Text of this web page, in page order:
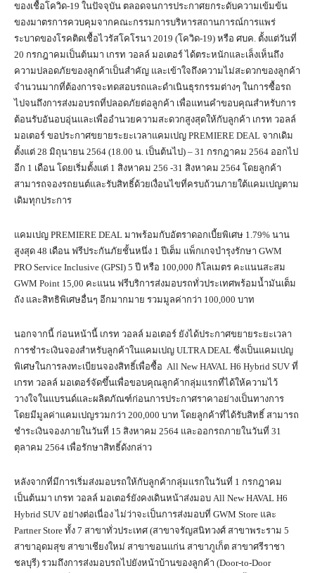
ของเชื้อโควิด-19 ในปัจจุบัน ตลอดจนการประกาศยกระดับความเข้มข้น
ของมาตรการควบคุมจากคณะกรรมการบริหารสถานการณ์การแพร่
ระบาดของโรคติดเชื้อไวรัสโคโรนา 2019 (โควิด-19) หรือ ศบค. ตั้งแต่วันที่
20 กรกฎาคมเป็นต้นมา เกรท วอลล์ มอเตอร์ ได้ตระหนักและเล็งเห็นถึง
ความปลอดภัยของลูกค้าเป็นสำคัญ และเข้าใจถึงความไม่สะดวกของลูกค้า
จำนวนมากที่ต้องการจะทดสอบรถและดำเนินธุรกรรมต่างๆ ในการซื้อรถ
ไปจนถึงการส่งมอบรถที่ปลอดภัยต่อลูกค้า เพื่อแทนคำขอบคุณสำหรับการ
ต้อนรับอันอบอุ่นและเพื่ออำนวยความสะดวกสูงสุดให้กับลูกค้า เกรท วอลล์
มอเตอร์ ขอประกาศขยายระยะเวลาแคมเปญ PREMIERE DEAL จากเดิม
ตั้งแต่ 28 มิถุนายน 2564 (18.00 น. เป็นต้นไป) – 31 กรกฎาคม 2564 ออกไป
อีก 1 เดือน โดยเริ่มตั้งแต่ 1 สิงหาคม 256 -31 สิงหาคม 2564 โดยลูกค้า
สามารถจองรถยนต์และรับสิทธิ์ด้วยเงื่อนไขที่ครบถ้วนภายใต้แคมเปญตาม
เดิมทุกประการ
แคมเปญ PREMIERE DEAL มาพร้อมกับอัตราดอกเบี้ยพิเศษ 1.79% นาน
สูงสุด 48 เดือน ฟรีประกันภัยชั้นหนึ่ง 1 ปีเต็ม แพ็กเกจบำรุงรักษา GWM
PRO Service Inclusive (GPSI) 5 ปี หรือ 100,000 กิโลเมตร คะแนนสะสม
GWM Point 15,00 คะแนน ฟรีบริการส่งมอบรถทั่วประเทศพร้อมน้ำมันเต็ม
ถัง และสิทธิพิเศษอื่นๆ อีกมากมาย รวมมูลค่ากว่า 100,000 บาท
นอกจากนี้ ก่อนหน้านี้ เกรท วอลล์ มอเตอร์ ยังได้ประกาศขยายระยะเวลา
การชำระเงินจองสำหรับลูกค้าในแคมเปญ ULTRA DEAL ซึ่งเป็นแคมเปญ
พิเศษในการลงทะเบียนจองสิทธิ์เพื่อซื้อ All New HAVAL H6 Hybrid SUV ที่
เกรท วอลล์ มอเตอร์จัดขึ้นเพื่อขอบคุณลูกค้ากลุ่มแรกที่ได้ให้ความไว้
วางใจในแบรนด์และผลิตภัณฑ์ก่อนการประกาศราคาอย่างเป็นทางการ
โดยมีมูลค่าแคมเปญรวมกว่า 200,000 บาท โดยลูกค้าที่ได้รับสิทธิ์ สามารถ
ชำระเงินจองภายในวันที่ 15 สิงหาคม 2564 และออกรถภายในวันที่ 31
ตุลาคม 2564 เพื่อรักษาสิทธิ์ดังกล่าว
หลังจากที่มีการเริ่มส่งมอบรถให้กับลูกค้ากลุ่มแรกในวันที่ 1 กรกฎาคม
เป็นต้นมา เกรท วอลล์ มอเตอร์ยังคงเดินหน้าส่งมอบ All New HAVAL H6
Hybrid SUV อย่างต่อเนื่อง ไม่ว่าจะเป็นการส่งมอบที่ GWM Store และ
Partner Store ทั้ง 7 สาขาทั่วประเทศ (สาขาจรัญสนิทวงศ์ สาขาพระราม 5
สาขาอุดมสุข สาขาเชียงใหม่ สาขาขอนแก่น สาขาภูเก็ต สาขาศรีราชา
ชลบุรี) รวมถึงการส่งมอบรถไปยังหน้าบ้านของลูกค้า (Door-to-Door